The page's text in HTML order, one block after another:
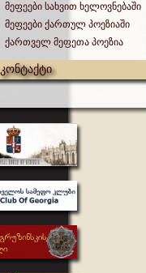
მეფეები სახვით ხელოვნებაში
მეფეები ქართულ პოეზიაში
ქართველ მეფეთა პოეზია
კონტაქტი